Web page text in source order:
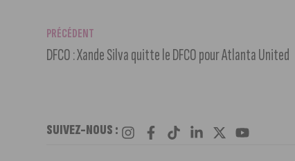
PRÉCÉDENT
DFCO : Xande Silva quitte le DFCO pour Atlanta United
SUIVEZ-NOUS :